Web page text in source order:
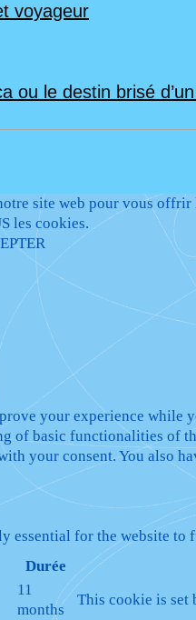
voyageur
ou le destin brisé
site web pour vous
les cookies.
your experience while
of basic functionalities of
your consent. You also
essential for the website
Durée
11
months
This cookie is set